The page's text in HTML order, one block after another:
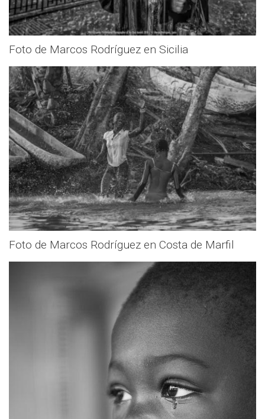
Foto de Marcos Rodríguez en Sicilia
Foto de Marcos Rodríguez en Costa de Marfil